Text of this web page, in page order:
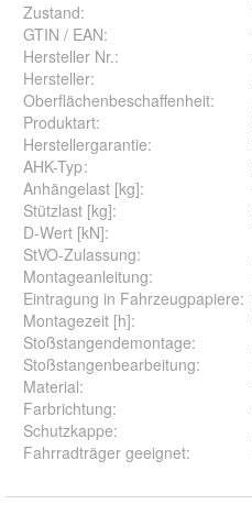
Zustand:
GTIN / EAN:
Hersteller Nr.:
Hersteller:
Oberflächenbeschaffenheit:
Produktart:
Herstellergarantie:
AHK-Typ:
Anhängelast [kg]:
Stützlast [kg]:
D-Wert [kN]:
StVO-Zulassung:
Montageanleitung:
Eintragung in Fahrzeugpapiere:
Montagezeit [h]:
Stoßstangendemontage:
Stoßstangenbearbeitung:
Material:
Farbrichtung:
Schutzkappe:
Fahrradträger geeignet: